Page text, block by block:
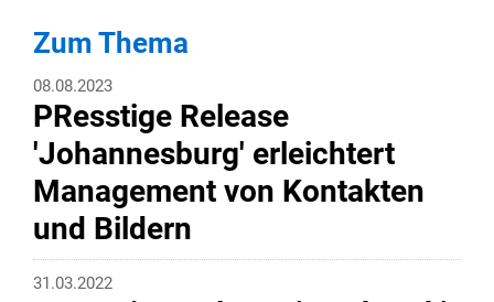
Zum Thema
08.08.2023
PResstige Release
'Johannesburg' erleichtert
Management von Kontakten
und Bildern
31.03.2022